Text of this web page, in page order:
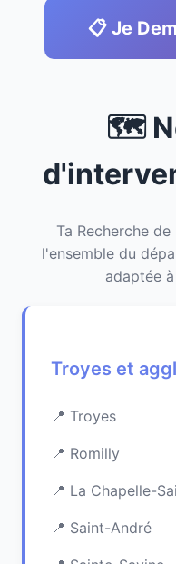
📋 Je
🗺️
Ta Recherche
l'ensemble du
adaptée
Troyes et
Troyes
Romilly
La Chapelle-
Saint-André